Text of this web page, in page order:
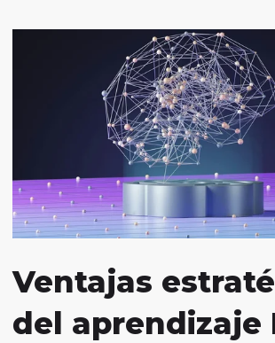
Ventajas
del aprendizaje